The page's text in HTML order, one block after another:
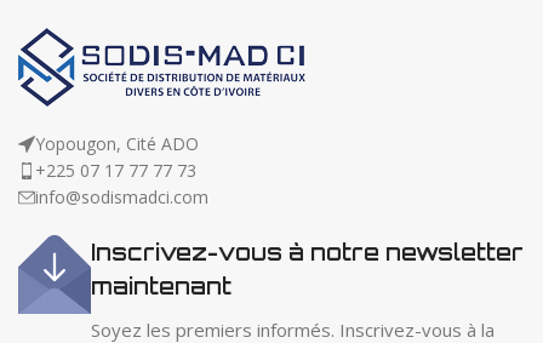
Yopougon, Cité ADO
+225 07 17 77 77 73
info@sodismadci.com
Inscrivez-vous à notre newsletter
maintenant
Soyez les premiers informés. Inscrivez-vous à la